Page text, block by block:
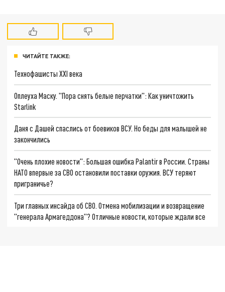
ЧИТАЙТЕ ТАКЖЕ:
Технофашисты XXI века
Оплеуха Маску. "Пора снять белые перчатки": Как уничтожить
Starlink
Даня с Дашей спаслись от боевиков ВСУ. Но беды для малышей не
закончились
"Очень плохие новости": Большая ошибка Palantir в России. Страны
НАТО впервые за СВО остановили поставки оружия. ВСУ теряют
приграничье?
Три главных инсайда об СВО. Отмена мобилизации и возвращение
"генерала Армагеддона"? Отличные новости, которые ждали все